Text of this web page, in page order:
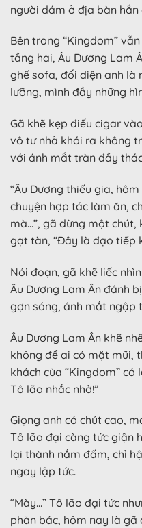
người dám ở địa bàn hắn
Bên trong “Kingdom”
tầng hai, Âu Dương Lam
ghế sofa, đối diện anh
lưỡng, mình đầy những
Gã khẽ kẹp điếu cigar
vô tư nhả khói ra không
với ánh mắt tràn đầy
“Âu Dương thiếu gia,
chuyện hợp tác làm ăn,
mà…”, gã dừng một chút,
gạt tàn, “Đây là đạo tiếp
Nói đoạn, gã khẽ liếc
Âu Dương Lam Ân đánh
gợn sóng, ánh mắt ngập
Âu Dương Lam Ân khẽ
không để ai có mặt mũi,
khách của “Kingdom”
Tô lão nhắc nhở!”
Giọng anh có chút cao,
Tô lão đại càng tức giận
lại thành nắm đấm, chỉ
ngay lập tức.
“Mày…” Tô lão đại tức
phản bác, hôm nay là gã